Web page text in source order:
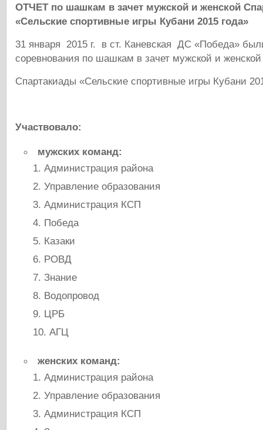
ОТЧЕТ по шашкам в зачет мужской и женской
«Сельские спортивные игры Кубани 2015 года»
31 января 2015 г. в ст. Каневская ДС «Победа»
соревнования по шашкам в зачет мужской и женской
Спартакиады «Сельские спортивные игры Кубани
Участвовало:
мужских команд:
Администрация района
Управление образования
Администрация КСП
Победа
Казаки
РОВД
Знание
Водопровод
ЦРБ
АГЦ
женских команд:
Администрация района
Управление образования
Администрация КСП